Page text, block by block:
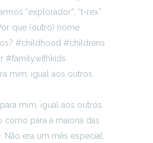
mim, igual aos outros.